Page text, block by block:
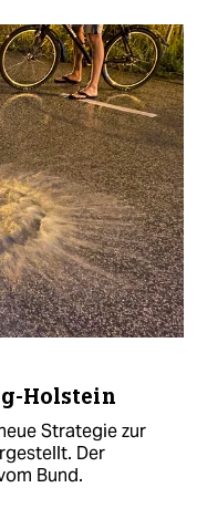
Holstein
Strategie zur
Der
Bund.